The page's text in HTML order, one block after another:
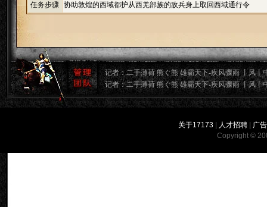
任务步骤 协助敦煌的西域都护从西羌部族的敌兵身上取回西域通行令
记者：二手薄荷 熊ぐ熊 雄霸天下-疾风骤雨 丨风丨
记者：二手薄荷 熊ぐ熊 雄霸天下-疾风骤雨 丨风丨
关于17173 人才招聘
广
Copyright ©